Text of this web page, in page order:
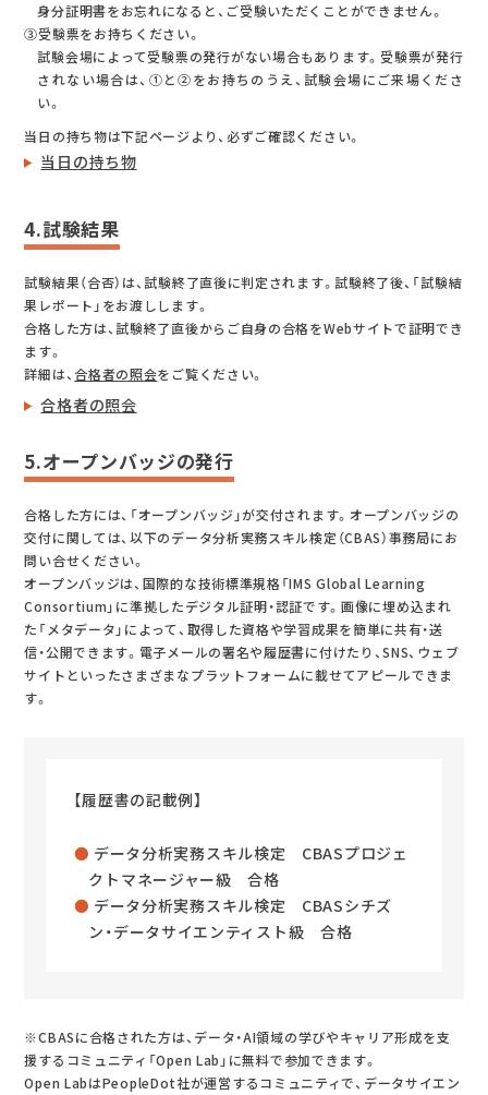
身分証明書をお忘れになると、ご受験いただくことができません。
③受験票をお持ちください。
試験会場によって受験票の発行がない場合もあります。受験票が発行
されない場合は、①と②をお持ちのうえ、試験会場にご来場くださ
い。
当日の持ち物は下記ページより、必ずご確認ください。
当日の持ち物
4.試験結果
試験結果（合否）は、試験終了直後に判定されます。試験終了後、「試験結
果レポート」をお渡しします。
合格した方は、試験終了直後からご自身の合格をWebサイトで証明でき
ます。
詳細は、合格者の照会をご覧ください。
合格者の照会
5.オープンバッジの発行
合格した方には、「オープンバッジ」が交付されます。オープンバッジの
交付に関しては、以下のデータ分析実務スキル検定（CBAS）事務局にお
問い合せください。
オープンバッジは、国際的な技術標準規格「IMS Global Learning
Consortium」に準拠したデジタル証明・認証です。画像に埋め込まれ
た「メタデータ」によって、取得した資格や学習成果を簡単に共有・送
信・公開できます。電子メールの署名や履歴書に付けたり、SNS、ウェブ
サイトといったさまざまなプラットフォームに載せてアピールできま
す。
【履歴書の記載例】
データ分析実務スキル検定 CBASプロジェ
クトマネージャー級 合格
データ分析実務スキル検定 CBASシチズ
ン・データサイエンティスト級 合格
※CBASに合格された方は、データ・AI領域の学びやキャリア形成を支
援するコミュニティ「Open Lab」に無料で参加できます。
Open LabはPeopleDot社が運営するコミュニティで、データサイエン